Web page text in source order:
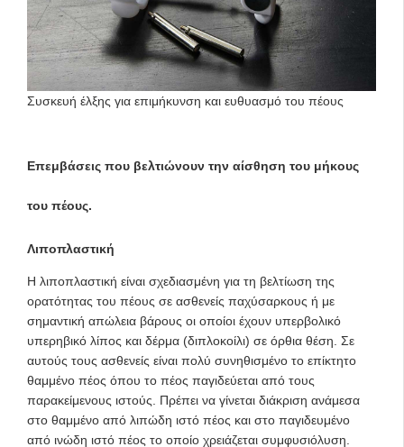
Συσκευή έλξης για επιμήκυνση και ευθυασμό του πέους
Επεμβάσεις που βελτιώνουν την αίσθηση του μήκους
του πέους.
Λιποπλαστική
Η λιποπλαστική είναι σχεδιασμένη για τη βελτίωση της
ορατότητας του πέους σε ασθενείς παχύσαρκους ή με
σημαντική απώλεια βάρους οι οποίοι έχουν υπερβολικό
υπερηβικό λίπος και δέρμα (διπλοκοίλι) σε όρθια θέση. Σε
αυτούς τους ασθενείς είναι πολύ συνηθισμένο το επίκτητο
θαμμένο πέος όπου το πέος παγιδεύεται από τους
παρακείμενους ιστούς. Πρέπει να γίνεται διάκριση ανάμεσα
στο θαμμένο από λιπώδη ιστό πέος και στο παγιδευμένο
από ινώδη ιστό πέος το οποίο χρειάζεται συμφυσιόλυση.